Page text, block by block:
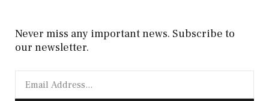
Never miss any important news. Subscribe to
our newsletter.